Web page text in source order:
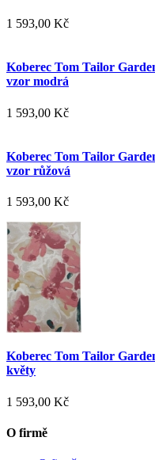
1 593,00 Kč
Koberec Tom Tailor
vzor modrá
1 593,00 Kč
Koberec Tom Tailor
vzor růžová
1 593,00 Kč
Koberec Tom Tailor
květy
1 593,00 Kč
O firmě